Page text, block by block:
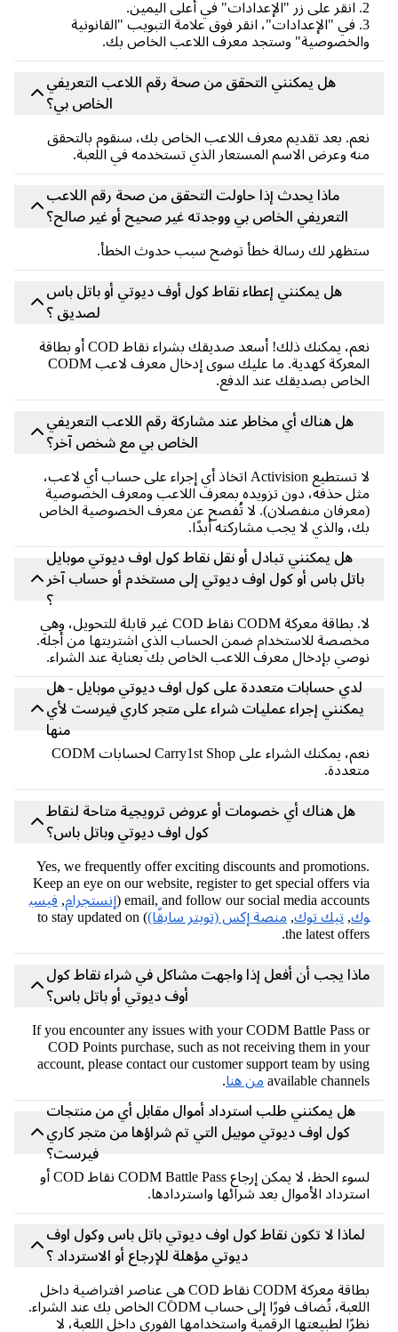
3. في "الإعدادات"، انقر فوق علامة التبويب "القانونية
والخصوصية" وستجد معرف اللاعب الخاص بك.
هل يمكنني التحقق من صحة رقم اللاعب التعريفي
الخاص بي؟
نعم. بعد تقديم معرف اللاعب الخاص بك، سنقوم بالتحقق
منه وعرض الاسم المستعار الذي تستخدمه في اللعبة.
ماذا يحدث إذا حاولت التحقق من صحة رقم اللاعب
التعريفي الخاص بي ووجدته غير صحيح أو غير صالح؟
ستظهر لك رسالة خطأ توضح سبب حدوث الخطأ.
هل يمكنني إعطاء نقاط كول أوف ديوتي أو باتل باس
لصديق ؟
نعم، يمكنك ذلك! أسعد صديقك بشراء نقاط COD أو بطاقة
المعركة كهدية. ما عليك سوى إدخال معرف لاعب CODM
الخاص بصديقك عند الدفع.
هل هناك أي مخاطر عند مشاركة رقم اللاعب التعريفي
الخاص بي مع شخص آخر؟
لا تستطيع Activision اتخاذ أي إجراء على حساب أي لاعب،
مثل حذفه، دون تزويده بمعرف اللاعب ومعرف الخصوصية
(معرفان منفصلان). لا تُفصح عن معرف الخصوصية الخاص
بك، والذي لا يجب مشاركته أبدًا.
هل يمكنني تبادل أو نقل نقاط كول اوف ديوتي موبايل
باتل باس أو كول اوف ديوتي إلى مستخدم أو حساب آخر
لا. بطاقة معركة CODM نقاط COD غير قابلة للتحويل، وهي
مخصصة للاستخدام ضمن الحساب الذي اشتريتها من أجله.
نوصي بإدخال معرف اللاعب الخاص بك بعناية عند الشراء.
لدي حسابات متعددة على كول اوف ديوتي موبايل - هل
يمكنني إجراء عمليات شراء على متجر كاري فيرست لأي
منها
نعم، يمكنك الشراء على Carry1st Shop لحسابات CODM
متعددة.
هل هناك أي خصومات أو عروض ترويجية متاحة لنقاط
كول اوف ديوتي وباتل باس؟
Yes, we frequently offer exciting discounts and promotions.
Keep an eye on our website, register to get special offers via
email, and follow our social media accounts ( إنستجرام,فيسب
وك,تيك توك,منصة إكس (تويتر سابقًا) ) to stay updated on
the latest offers.
ماذا يجب أن أفعل إذا واجهت مشاكل في شراء نقاط كول
أوف ديوتي أو باتل باس؟
If you encounter any issues with your CODM Battle Pass or
COD Points purchase, such as not receiving them in your
account, please contact our customer support team by using
available channels من هنا .
هل يمكنني طلب استرداد أموال مقابل أي من منتجات
كول اوف ديوتي موبيل التي تم شراؤها من متجر كاري
فيرست؟
لسوء الحظ، لا يمكن إرجاع CODM Battle Pass نقاط COD أو
استرداد الأموال بعد شرائها واستردادها.
لماذا لا تكون نقاط كول اوف ديوتي باتل باس وكول اوف
ديوتي مؤهلة للإرجاع أو الاسترداد ؟
بطاقة معركة CODM نقاط COD هي عناصر افتراضية داخل
اللعبة، تُضاف فورًا إلى حساب CODM الخاص بك عند الشراء.
نظرًا لطبيعتها الرقمية واستخدامها الفوري داخل اللعبة، لا